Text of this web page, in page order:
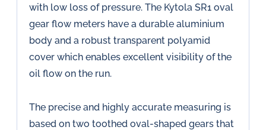
with low loss of pressure. The Kytola SR1 oval
gear flow meters have a durable aluminium
body and a robust transparent polyamid
cover which enables excellent visibility of the
oil flow on the run.
The precise and highly accurate measuring is
based on two toothed oval-shaped gears that